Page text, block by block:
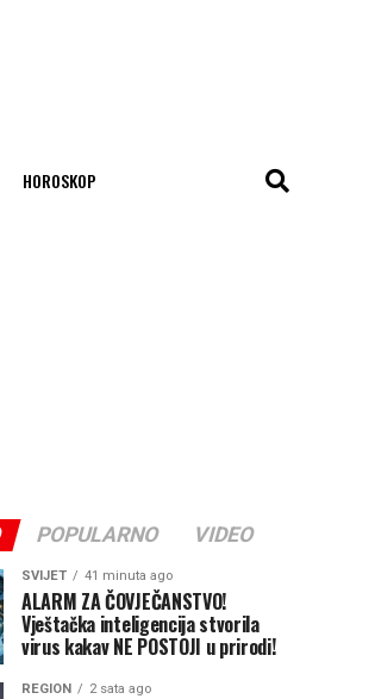
HOROSKOP
POPULARNO VIDEO
SVIJET 41 minuta ago
ALARM ZA ČOVJEČANSTVO!
Vještačka inteligencija stvorila
virus kakav NE POSTOJI u prirodi!
REGION 2 sata ago